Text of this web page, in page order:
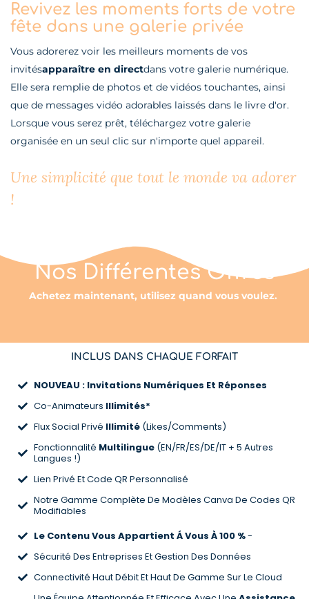
Revivez les moments forts de votre
fête dans une galerie privée
Vous adorerez voir les meilleurs moments de vos
invitésapparaître en directdans votre galerie numérique.
Elle sera remplie de photos et de vidéos touchantes, ainsi
que de messages vidéo adorables laissés dans le livre d'or.
Lorsque vous serez prêt, téléchargez votre galerie
organisée en un seul clic sur n'importe quel appareil.
Une simplicité que tout le monde va adorer
!
Nos Différentes Offres
Achetez maintenant, utilisez quand vous voulez.
INCLUS DANS CHAQUE FORFAIT
NOUVEAU : Invitations Numériques Et Réponses
Co-Animateurs Illimités*
Flux Social Privé Illimité(Likes/Comments)
Fonctionnalité Multilingue(EN/FR/ES/DE/IT + 5 Autres
Langues !)
Lien Privé Et Code QR Personnalisé
Notre Gamme Complète De Modèles Canva De Codes QR
Modifiables
Le Contenu Vous Appartient Á Vous À 100 %-
Sécurité Des Entreprises Et Gestion Des Données
Connectivité Haut Débit Et Haut De Gamme Sur Le Cloud